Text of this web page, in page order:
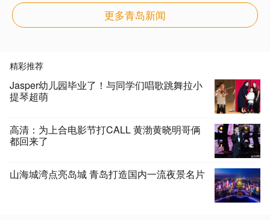
更多青岛新闻
精彩推荐
Jasper幼儿园毕业了！与同学们唱歌跳舞拉小
提琴超萌
高清：为上合电影节打CALL 黄渤黄晓明哥俩
都回来了
山海城湾点亮岛城 青岛打造国内一流夜景名片